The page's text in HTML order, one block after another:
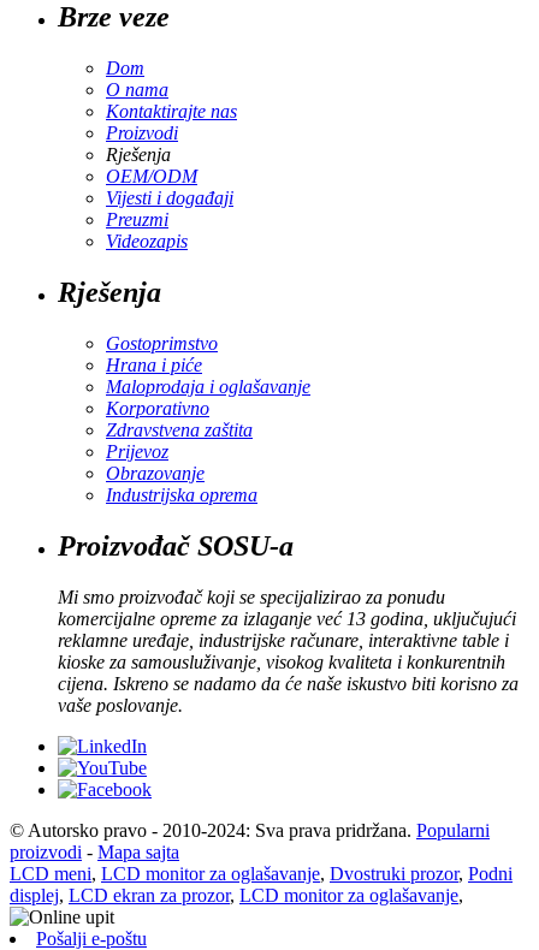
Brze veze
Dom
O nama
Kontaktirajte nas
Proizvodi
Rješenja
OEM/ODM
Vijesti i događaji
Preuzmi
Videozapis
Rješenja
Gostoprimstvo
Hrana i piće
Maloprodaja i oglašavanje
Korporativno
Zdravstvena zaštita
Prijevoz
Obrazovanje
Industrijska oprema
Proizvođač SOSU-a
Mi smo proizvođač koji se specijalizirao za ponudu
komercijalne opreme za izlaganje već 13 godina, uključujući
reklamne uređaje, industrijske računare, interaktivne table i
kioske za samousluživanje, visokog kvaliteta i konkurentnih
cijena. Iskreno se nadamo da će naše iskustvo biti korisno za
vaše poslovanje.
© Autorsko pravo - 2010-2024: Sva prava pridržana. Popularni
proizvodi - Mapa sajta
LCD meni, LCD monitor za oglašavanje, Dvostruki prozor, Podni
displej, LCD ekran za prozor, LCD monitor za oglašavanje,
Pošalji e-poštu